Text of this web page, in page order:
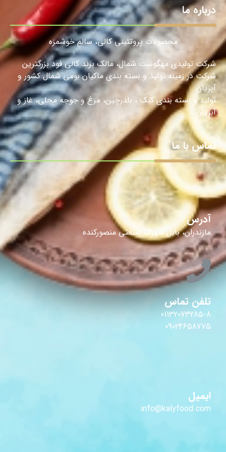
درباره ما
محصولات پروتئینی کالی، سالمِ خوشمزه
شرکت تولیدی مهگوشت شمال، مالک برند کالی فود بزرگترین
شرکت در زمینه تولید و بسته بندی ماکیان بومی شمال کشور و
آبزیان
تولید و بسته بندی کبک ، بلدرچین، مرغ و جوجه محلی، غاز و
آبزیان.
تماس با ما
آدرس
مازندران، بابل شهرک صنعتی منصورکنده
تلفن تماس
01132073285-8
09024658775
ایمیل
info@kalyfood.com